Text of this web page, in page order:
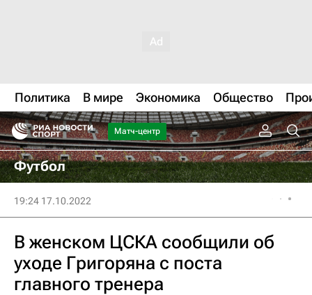
Политика В мире Экономика Общество
Матч-центр
Футбол
19:24 17.10.2022
В женском ЦСКА сообщили об
уходе Григоряна с поста
главного тренера